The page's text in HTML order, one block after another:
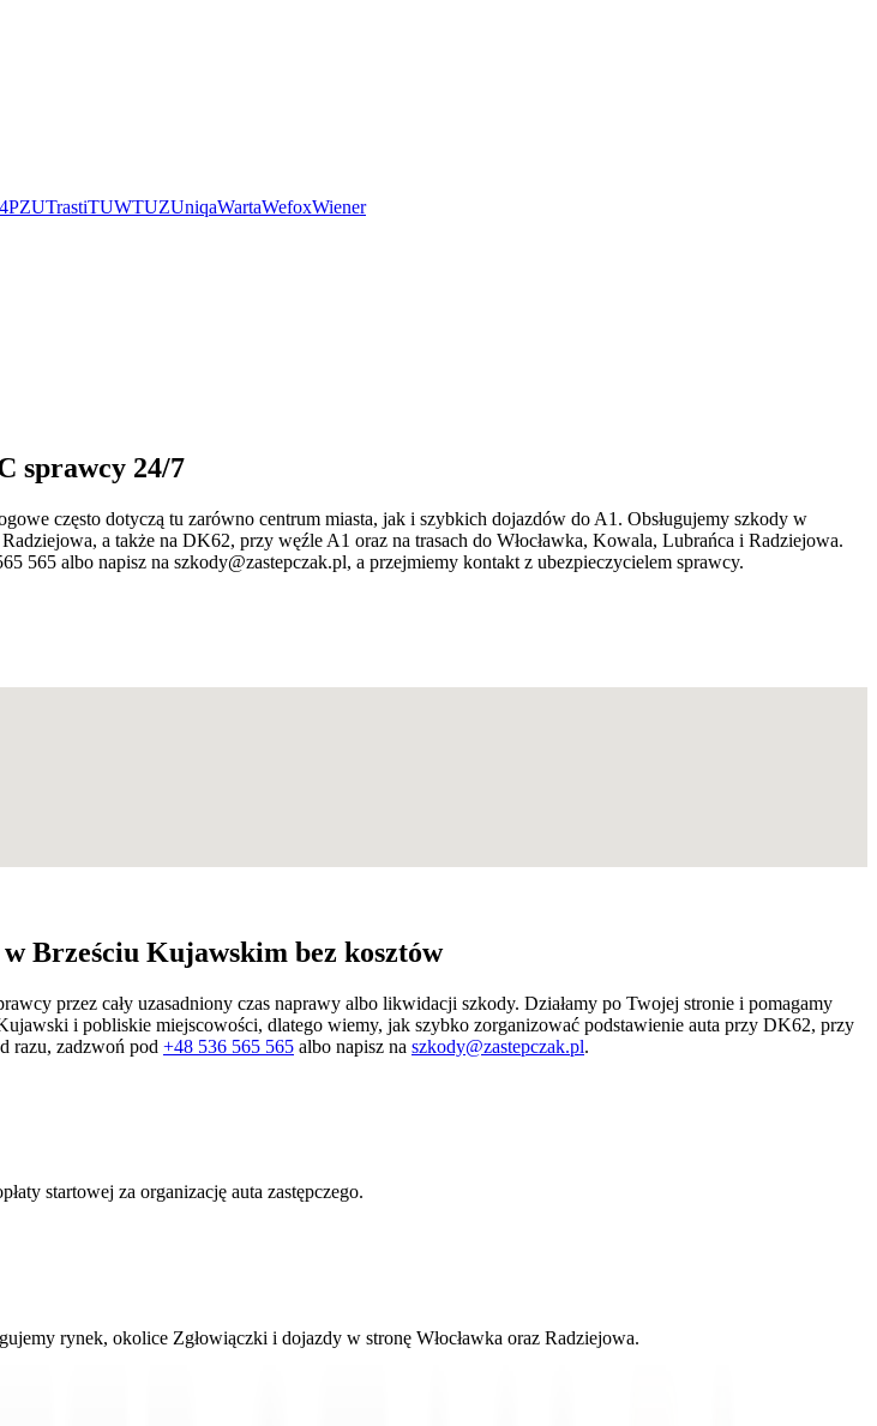
PZUTrastiTUWTUZUniqaWartaWefoxWiener
sprawcy 24/7
często dotyczą tu zarówno centrum miasta, jak i szybkich dojazdów do A1. Obsługujemy szkody w
a także na DK62, przy węźle A1 oraz na trasach do Włocławka, Kowala, Lubrańca i Radziejowa.
albo napisz na szkody@zastepczak.pl, a przejmiemy kontakt z ubezpieczycielem sprawcy.
Brześciu Kujawskim bez kosztów
przez cały uzasadniony czas naprawy albo likwidacji szkody. Działamy po Twojej stronie i pomagamy
i pobliskie miejscowości, dlatego wiemy, jak szybko zorganizować podstawienie auta przy DK62, przy
razu, zadzwoń pod +48 536 565 565 albo napisz na szkody@zastepczak.pl.
startowej za organizację auta zastępczego.
rynek, okolice Zgłowiączki i dojazdy w stronę Włocławka oraz Radziejowa.